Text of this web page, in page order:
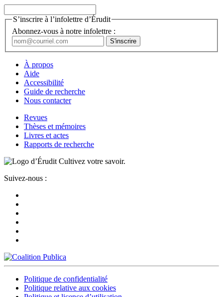
S’inscrire à l’infolettre d’Érudit
Abonnez-vous à notre infolettre :
À propos
Aide
Accessibilité
Guide de recherche
Nous contacter
Revues
Thèses et mémoires
Livres et actes
Rapports de recherche
Cultivez votre savoir.
Suivez-nous :
Politique de confidentialité
Politique relative aux cookies